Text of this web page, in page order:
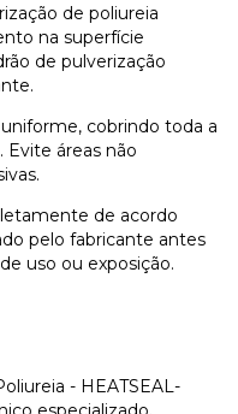
de poliureia
na superfície
de pulverização
cobrindo toda a
áreas não
de acordo
pelo fabricante antes
uso ou exposição.
- HEATSEAL-